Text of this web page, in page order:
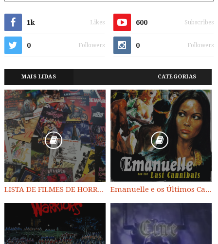
1k Likes 600 Subscribes
0 Followers 0 Followers
MAIS LIDAS CATEGORIAS
LISTA DE FILMES DE HORROR/ TRASH/ SUSPENSE/ SCI-FI/ EXPLOITATION E OUTROS Emanuelle e os Últimos Canibais